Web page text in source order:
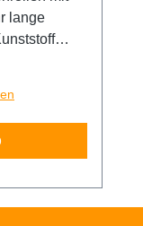
lange